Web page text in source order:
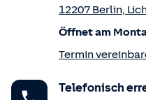
12207 Berlin,
Öffnet am
Termin
Telefonisch